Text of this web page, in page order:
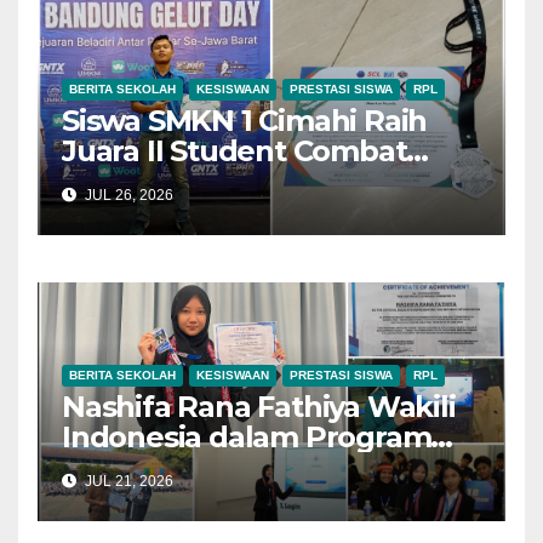
BERITA SEKOLAH KESISWAAN PRESTASI SISWA RPL
Siswa SMKN 1 Cimahi Raih
Juara II Student Combat
League Bandung Gelut Day
2026
JUL 26, 2026
BERITA SEKOLAH KESISWAAN PRESTASI SISWA RPL
Nashifa Rana Fathiya Wakili
Indonesia dalam Program
IYEN Malaysia Batch #25 dan
Raih Predikat International
Delegate
JUL 21, 2026